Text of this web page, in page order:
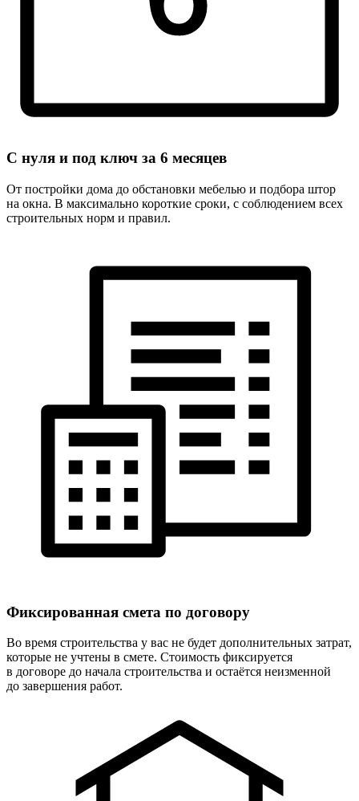
С нуля и под ключ за 6 месяцев
От постройки дома до обстановки мебелью и подбора штор
на окна. В максимально короткие сроки, с соблюдением всех
строительных норм и правил.
Фиксированная смета по договору
Во время строительства у вас не будет дополнительных затрат,
которые не учтены в смете. Стоимость фиксируется
в договоре до начала строительства и остаётся неизменной
до завершения работ.